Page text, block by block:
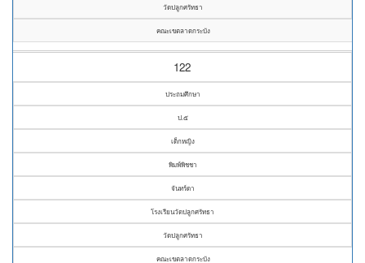
วัดปลูกศรัทธา
คณะเขตลาดกระบัง
122
ประถมศึกษา
ป.๕
เด็กหญิง
พิมพ์พิชชา
จันทร์ดา
โรงเรียนวัดปลูกศรัทธา
วัดปลูกศรัทธา
คณะเขตลาดกระบัง